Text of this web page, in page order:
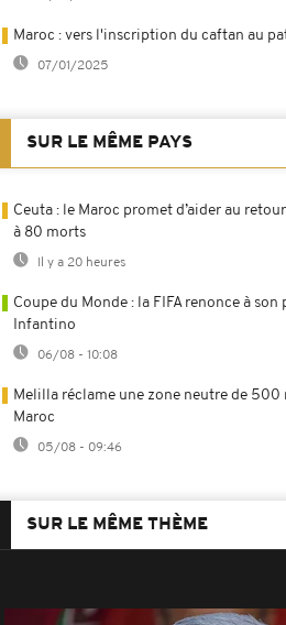
Maroc : vers l'inscription du caftan au
07/01/2025
SUR LE MÊME PAYS
Ceuta : le Maroc promet d’aider au
à 80 morts
Il y a 20 heures
Coupe du Monde : la FIFA renonce à
Infantino
06/08 - 10:08
Melilla réclame une zone neutre de 500
Maroc
05/08 - 09:46
SUR LE MÊME THÈME